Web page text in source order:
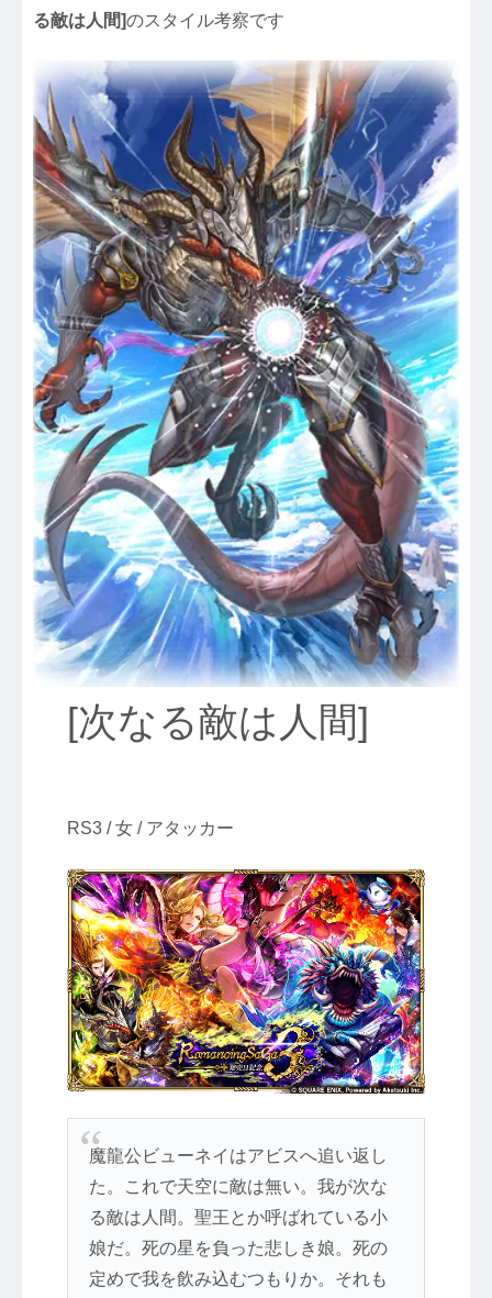
る敵は人間]のスタイル考察です
[次なる敵は人間]
RS3 / 女 / アタッカー
魔龍公ビューネイはアビスへ追い返し
た。これで天空に敵は無い。我が次な
る敵は人間。聖王とか呼ばれている小
娘だ。死の星を負った悲しき娘。死の
定めで我を飲み込むつもりか。それも